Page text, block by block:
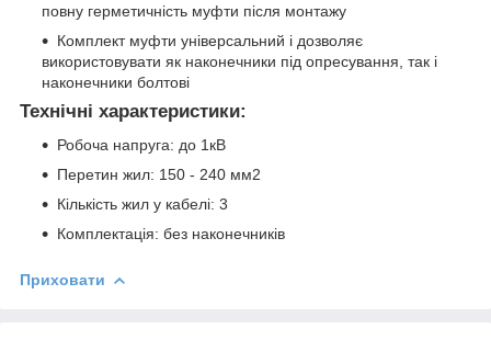
повну герметичність муфти після монтажу
Комплект муфти універсальний і дозволяє
використовувати як наконечники під опресування, так і
наконечники болтові
Технічні характеристики:
Робоча напруга: до 1кВ
Перетин жил: 150 - 240 мм2
Кількість жил у кабелі: 3
Комплектація: без наконечників
Приховати